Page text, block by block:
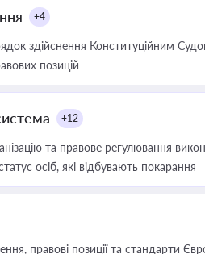
+4
здійснення Конституційним
позицій
+12
та правове регулювання
осіб, які відбувають покарання
правові позиції та стандарти